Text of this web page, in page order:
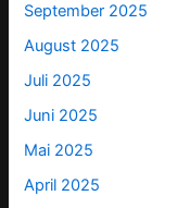
September 2025
August 2025
Juli 2025
Juni 2025
Mai 2025
April 2025